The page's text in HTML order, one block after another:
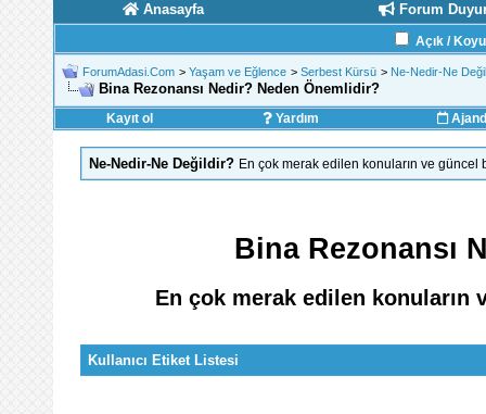
Anasayfa Forum
Açık /
ForumAdasi.Com > Yaşam ve Eğlence > Serbest Kürsü > Ne-Nedir-Ne
Bina Rezonansı Nedir? Neden Önemlidir?
Kayıt ol Yardım
Ne-Nedir-Ne Değildir? En çok merak edilen konuların ve güncel
Bina Rezonansı
En çok merak edilen konuların
Kullanıcı Etiket Listesi